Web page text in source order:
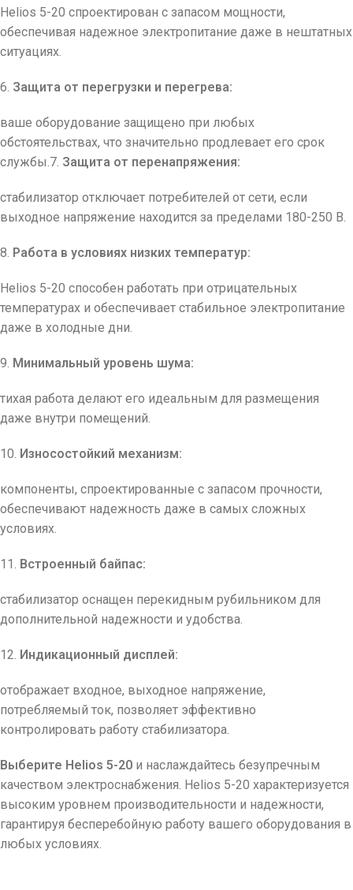
Helios 5-20 спроектирован с запасом мощности,
обеспечивая надежное электропитание даже в нештатных
ситуациях.
6. Защита от перегрузки и перегрева:
ваше оборудование защищено при любых
обстоятельствах, что значительно продлевает его срок
службы.7. Защита от перенапряжения:
стабилизатор отключает потребителей от сети, если
выходное напряжение находится за пределами 180-250 В.
8. Работа в условиях низких температур:
Helios 5-20 способен работать при отрицательных
температурах и обеспечивает стабильное электропитание
даже в холодные дни.
9. Минимальный уровень шума:
тихая работа делают его идеальным для размещения
даже внутри помещений.
10. Износостойкий механизм:
компоненты, спроектированные с запасом прочности,
обеспечивают надежность даже в самых сложных
условиях.
11. Встроенный байпас:
стабилизатор оснащен перекидным рубильником для
дополнительной надежности и удобства.
12. Индикационный дисплей:
отображает входное, выходное напряжение,
потребляемый ток, позволяет эффективно
контролировать работу стабилизатора.
Выберите Helios 5-20 и наслаждайтесь безупречным
качеством электроснабжения. Helios 5-20 характеризуется
высоким уровнем производительности и надежности,
гарантируя бесперебойную работу вашего оборудования в
любых условиях.